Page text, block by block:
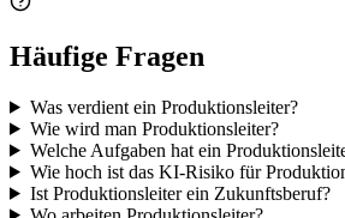
Häufige Fragen
Was verdient ein Produktionsleiter?
Wie wird man Produktionsleiter?
Welche Aufgaben hat ein
Wie hoch ist das KI-Risiko für
Ist Produktionsleiter ein Zukunftsberuf?